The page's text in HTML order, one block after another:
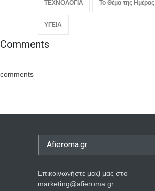
ΤΕΧΝΟΛΟΓΙΑ Το Θέμα της Ημέρας
ΥΓΕΙΑ
Comments
comments
Afieroma.gr
Επικοινωνήστε μαζί μας στο
marketing@afieroma.gr